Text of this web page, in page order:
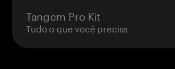
Tangem Pro Kit
Tudo o que você precisa